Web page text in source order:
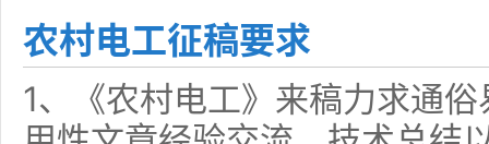
农村电工征稿要求
1、《农村电工》来稿力求通